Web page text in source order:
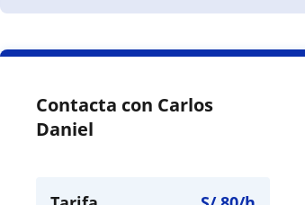
Contacta con Carlos
Daniel